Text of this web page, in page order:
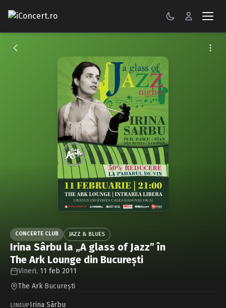
CONCERTE
Caută în site...
CONCERTE CLUB JAZZ & BLUES
Irina Sârbu la „A glass of Jazz” în
The Ark Lounge din Bucureşti
Vineri, 11 feb 2011
The Ark·Bucureşti
LINEUPIrina Sârbu